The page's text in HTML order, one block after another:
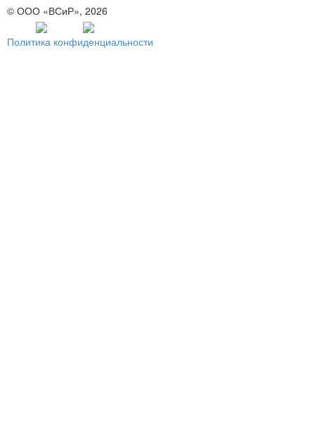
© ООО «ВСиР», 2026
Политика конфиденциальности